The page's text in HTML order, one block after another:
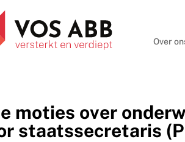
Over
moties over
staatssecretaris